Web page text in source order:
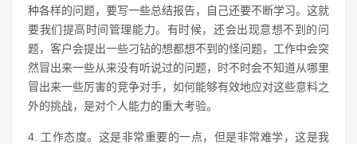
种各样的问题，要写一些总结报告，自己还要不断学习。这就
要我们提高时间管理能力。有时候，还会出现意想不到的问
题，客户会提出一些刁钻的想都想不到的怪问题，工作中会突
然冒出来一些从来没有听说过的问题，时不时会不知道从哪里
冒出来一些厉害的竞争对手，如何能够有效地应对这些意料之
外的挑战，是对个人能力的重大考验。
4. 工作态度。这是非常重要的一点，但是非常难学，这是我